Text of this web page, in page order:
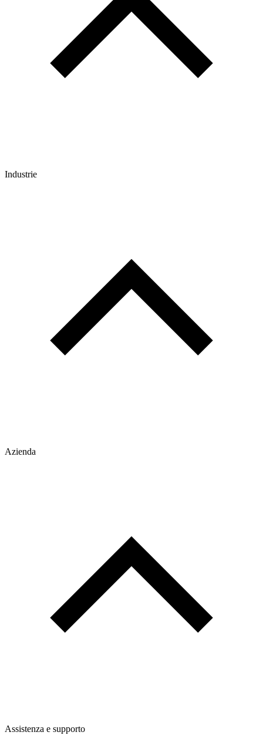
Industrie
Azienda
Assistenza e supporto